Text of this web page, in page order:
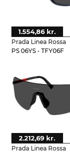
Prada Linea Rossa
PS 06YS - TFY06F
1.554,86 kr.
Prada Linea Rossa
2.212,69 kr.